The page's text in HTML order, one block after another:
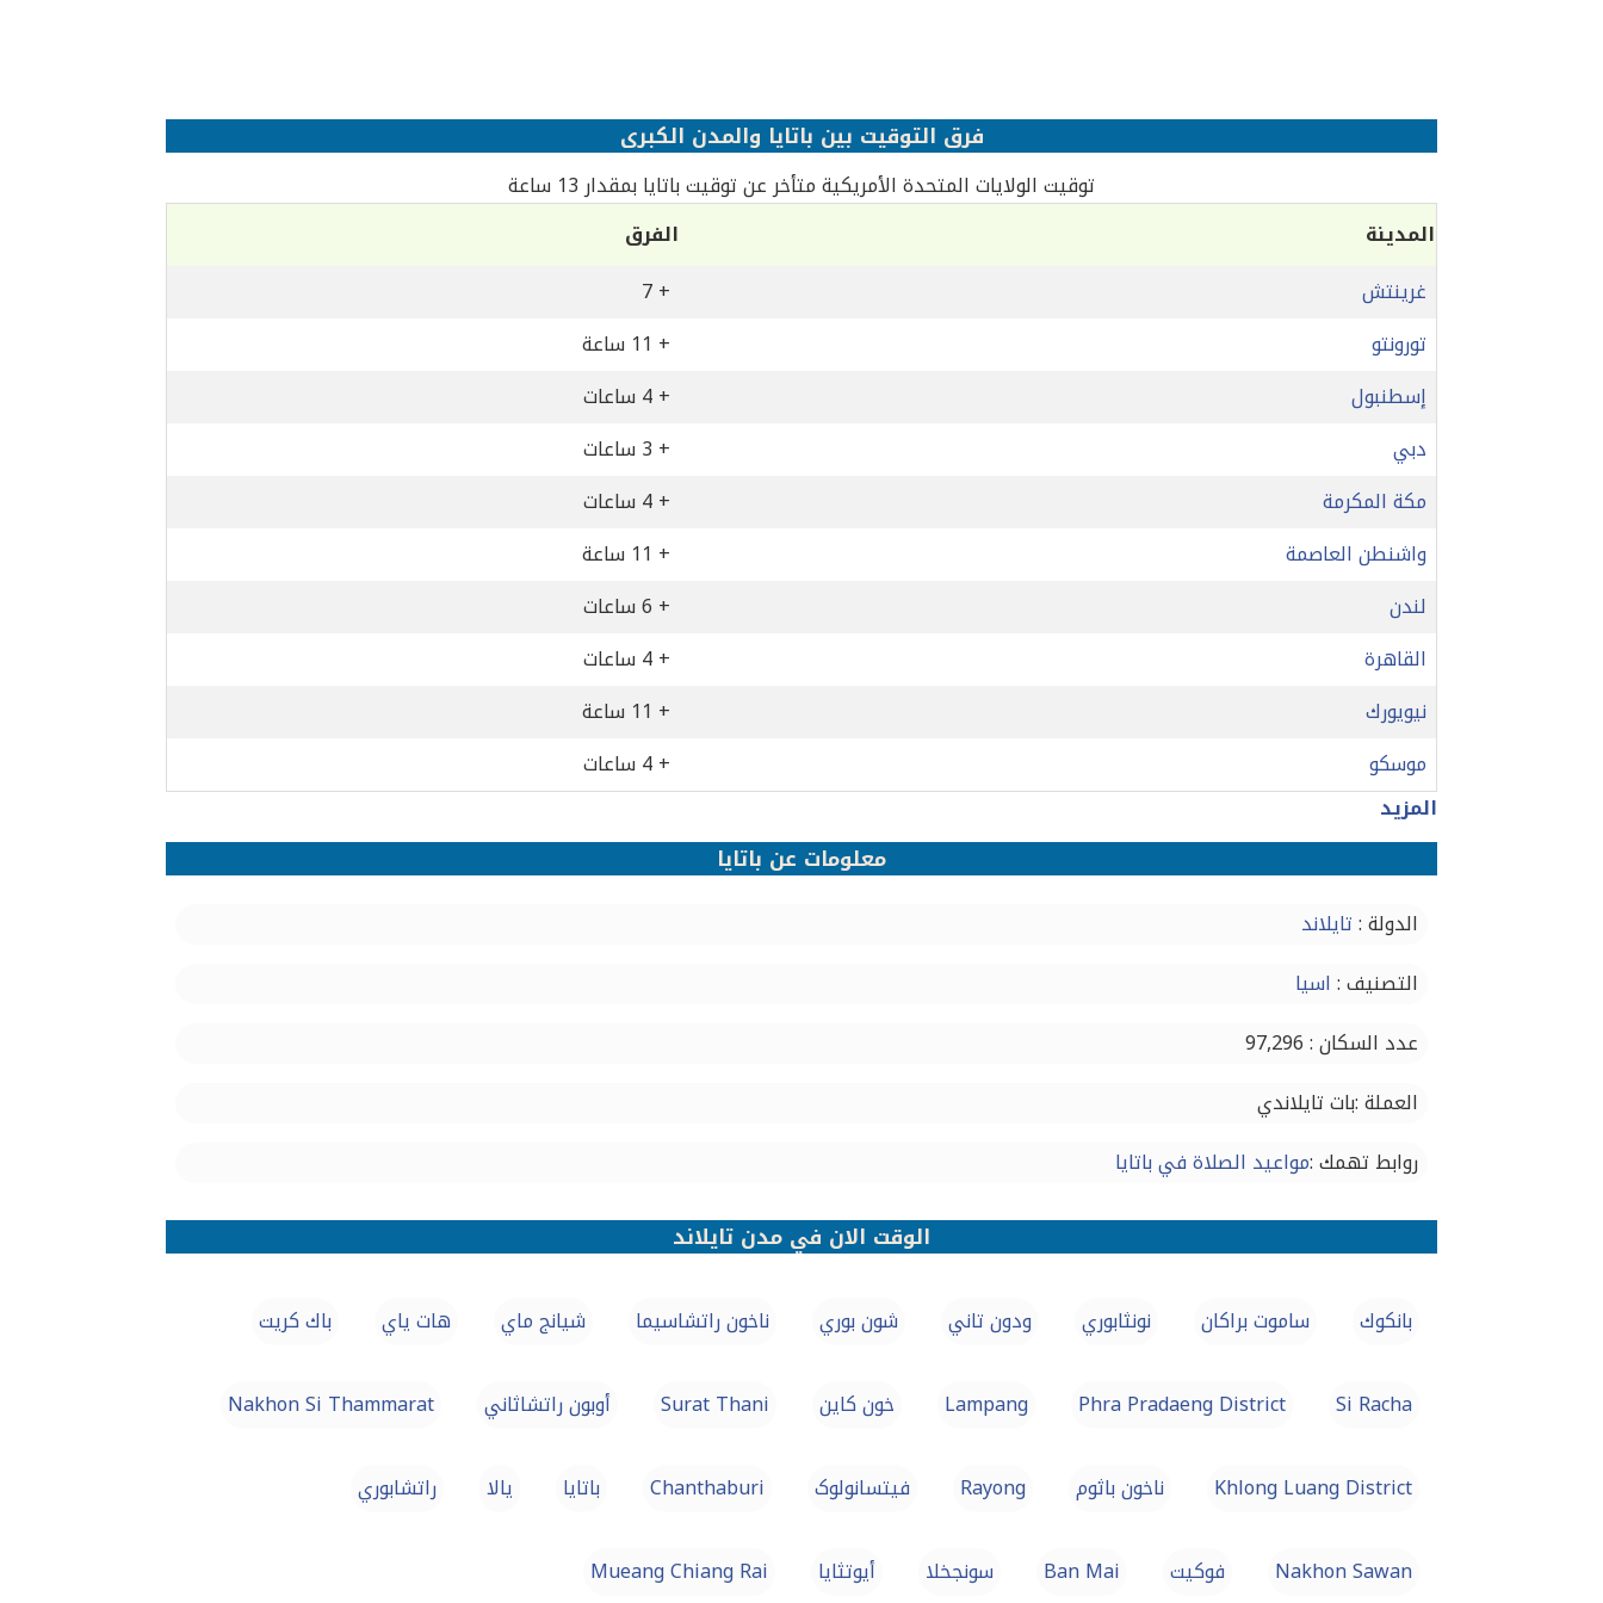
فرق التوقيت بين باتايا والمدن الكبرى
توقيت الولايات المتحدة الأمريكية متأخر عن توقيت باتايا بمقدار 13 ساعة
المدينة
الفرق
غرينتش
+ 7
تورونتو
+ 11 ساعة
إسطنبول
+ 4 ساعات
دبي
+ 3 ساعات
مكة المكرمة
+ 4 ساعات
واشنطن العاصمة
+ 11 ساعة
لندن
+ 6 ساعات
القاهرة
+ 4 ساعات
نيويورك
+ 11 ساعة
موسكو
+ 4 ساعات
المزيد
معلومات عن باتايا
الدولة :تايلاند
التصنيف : اسيا
عدد السكان : 97,296
العملة :بات تايلاندي
روابط تهمك :مواعيد الصلاة في باتايا
الوقت الان في مدن تايلاند
بانكوك ساموت براكان نونثابوري ودون تاني شون بوري ناخون راتشاسيما شيانج ماي هات ياي باك كريت
Si Racha
Phra Pradaeng District
Lampang خون كاين Surat Thani أوبون راتشاثاني Nakhon Si Thammarat
Khlong Luang District ناخون باثوم Rayong فیتسانولوک Chanthaburi باتايا يالا راتشابوري
Nakhon Sawan فوكيت Ban Mai سونجخلا أيوتثايا Mueang Chiang Rai